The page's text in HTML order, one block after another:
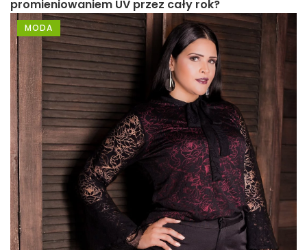
promieniowaniem UV przez cały rok?
MODA